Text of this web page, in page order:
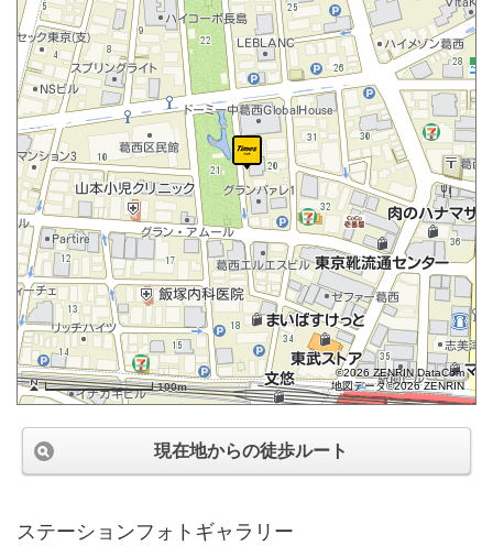
100m
©2026 ZENRIN DataCom
地図データ©2026 ZENRIN
現在地からの徒歩ルート
ステーションフォトギャラリー